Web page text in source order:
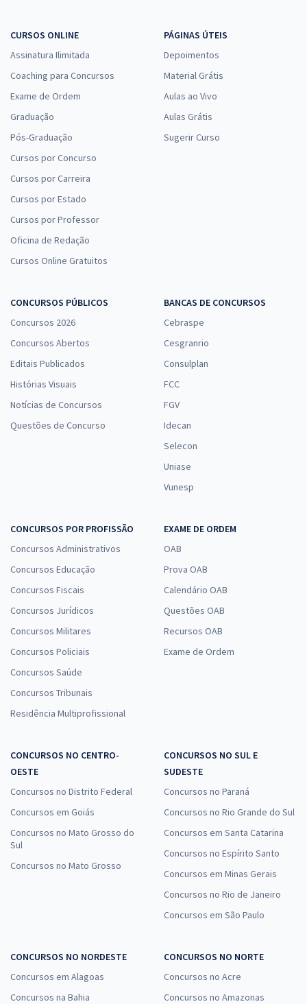
CURSOS ONLINE
Assinatura Ilimitada
Coaching para Concursos
Exame de Ordem
Graduação
Pós-Graduação
Cursos por Concurso
Cursos por Carreira
Cursos por Estado
Cursos por Professor
Oficina de Redação
Cursos Online Gratuitos
PÁGINAS ÚTEIS
Depoimentos
Material Grátis
Aulas ao Vivo
Aulas Grátis
Sugerir Curso
CONCURSOS PÚBLICOS
Concursos 2026
Concursos Abertos
Editais Publicados
Histórias Visuais
Notícias de Concursos
Questões de Concurso
BANCAS DE CONCURSOS
Cebraspe
Cesgranrio
Consulplan
FCC
FGV
Idecan
Selecon
Uniase
Vunesp
CONCURSOS POR PROFISSÃO
Concursos Administrativos
Concursos Educação
Concursos Fiscais
Concursos Jurídicos
Concursos Militares
Concursos Policiais
Concursos Saúde
Concursos Tribunais
Residência Multiprofissional
EXAME DE ORDEM
OAB
Prova OAB
Calendário OAB
Questões OAB
Recursos OAB
Exame de Ordem
CONCURSOS NO CENTRO-
OESTE
Concursos no Distrito Federal
Concursos em Goiás
Concursos no Mato Grosso do
Sul
Concursos no Mato Grosso
CONCURSOS NO SUL E
SUDESTE
Concursos no Paraná
Concursos no Rio Grande do Sul
Concursos em Santa Catarina
Concursos no Espírito Santo
Concursos em Minas Gerais
Concursos no Rio de Janeiro
Concursos em São Paulo
CONCURSOS NO NORDESTE
Concursos em Alagoas
Concursos na Bahia
CONCURSOS NO NORTE
Concursos no Acre
Concursos no Amazonas